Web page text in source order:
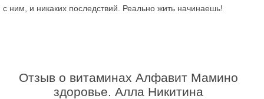
с ним, и никаких последствий. Реально жить начинаешь!
Отзыв о витаминах Алфавит Мамино
здоровье. Алла Никитина